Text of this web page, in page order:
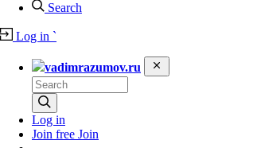
Search
Log in `
vadimrazumov.ru
Log in
Join free Join